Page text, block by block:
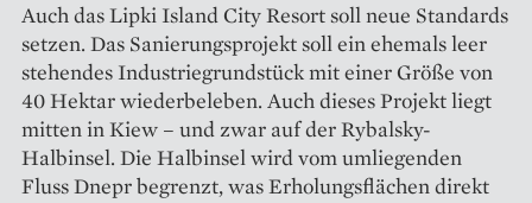
Auch das Lipki Island City Resort soll neue Standards
setzen. Das Sanierungsprojekt soll ein ehemals leer
stehendes Industriegrundstück mit einer Größe von
40 Hektar wiederbeleben. Auch dieses Projekt liegt
mitten in Kiew – und zwar auf der Rybalsky-
Halbinsel. Die Halbinsel wird vom umliegenden
Fluss Dnepr begrenzt, was Erholungsflächen direkt